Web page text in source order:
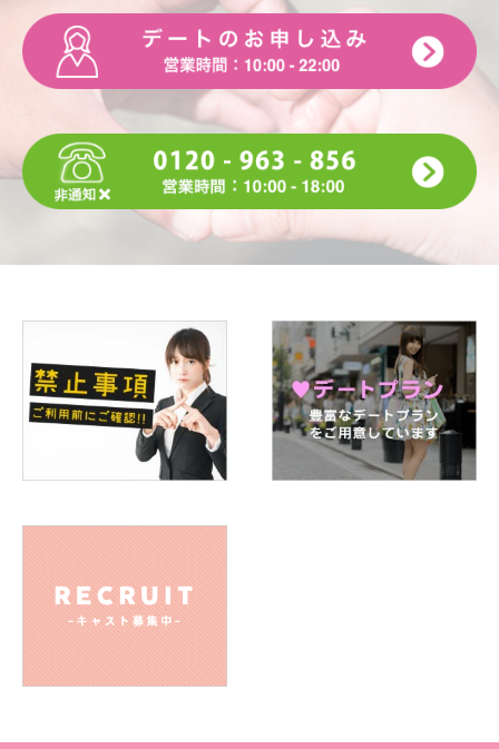
Q.好きな音楽（ジャンルやアーティスト）は何ですか
A. ジャンヌダルク
Q.好きなテレビ番組・映画は何ですか
A. ミステリー系、恋愛系ドラマ
Q.好きな芸能人は誰ですか
A. 松田翔太
Q.学生の頃に入っていた部活動は何ですか
A. 茶道部
Q.ストレスの解消方法は？
A. かわいいもの、かっこいいものをひたすら見ること
Q.過去または現在の習い事、資格の有無など教えてください
A. 無いです
Q.自慢できることは何ですか